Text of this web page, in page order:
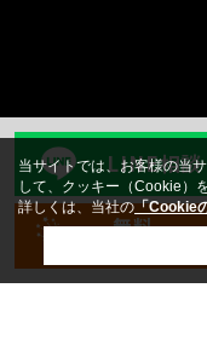
LINE相談
無料
当サイトでは、お客様の当
して、クッキー（Cookie）
詳しくは、当社の「Cookie